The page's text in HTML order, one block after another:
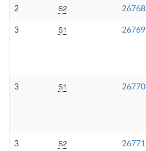
2 S2 26768
3 S1 26769
3 S1 26770
3 S2 26771